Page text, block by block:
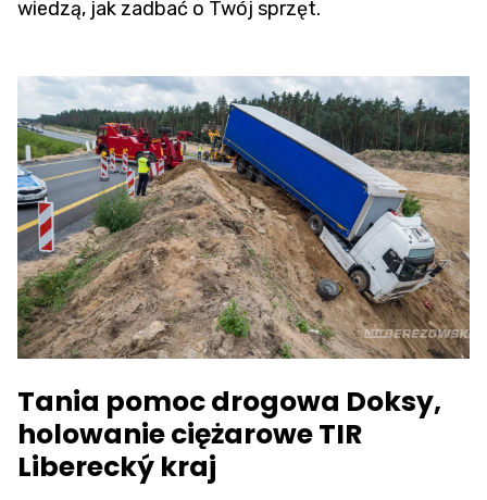
wiedzą, jak zadbać o Twój sprzęt.
Tania pomoc drogowa Doksy,
holowanie ciężarowe TIR
Liberecký kraj